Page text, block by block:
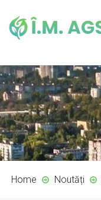
Home Noutăți